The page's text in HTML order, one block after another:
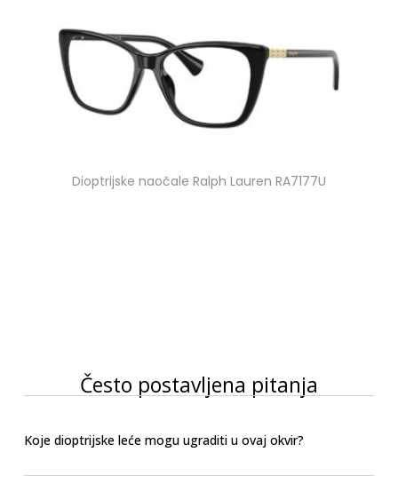
Dioptrijske naočale Ralph Lauren RA7177U
Često postavljena pitanja
Koje dioptrijske leće mogu ugraditi u ovaj okvir?